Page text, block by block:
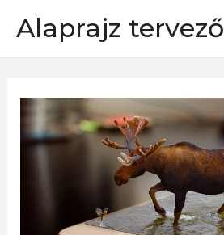
Alaprajz tervező